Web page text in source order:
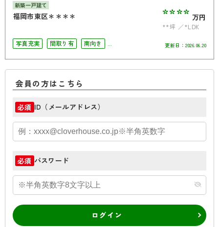
新築一戸建て
福岡市東区＊＊＊＊ **** 万円
**坪
*LDK
写真充実
間取り有
南向き
更新日： 2026.06.20
会員の方はこちら
必須 ID（メールアドレス）
必須 パスワード
ログイン